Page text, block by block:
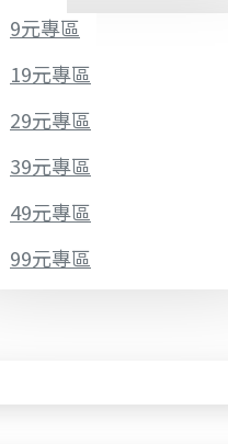
9元專區
19元專區
29元專區
39元專區
49元專區
99元專區